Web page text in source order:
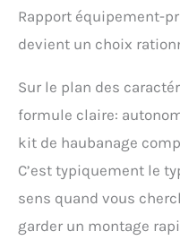
Rapport équipement-
devient un choix
Sur le plan des
formule claire:
kit de haubanage
C’est typiquement le
sens quand vous
garder un montage